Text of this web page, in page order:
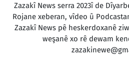
Zazakî News serra 2023î de
Rojane xeberan, vîdeo û
Zazakî News pê heskerdoxanê
weşanê xo rê dewam